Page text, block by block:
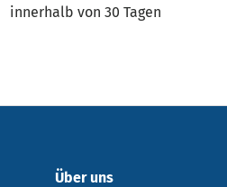
innerhalb von 30 Tagen
Über uns